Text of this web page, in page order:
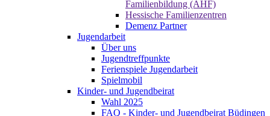
Familienbildung (AHF)
Hessische Familienzentren
Demenz Partner
Jugendarbeit
Über uns
Jugendtreffpunkte
Ferienspiele Jugendarbeit
Spielmobil
Kinder- und Jugendbeirat
Wahl 2025
FAQ - Kinder- und Jugendbeirat Büdingen